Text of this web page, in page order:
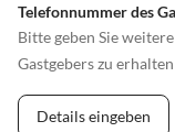
Telefonnummer des
Bitte geben Sie
Gastgebers zu erhalten
Details eingeben